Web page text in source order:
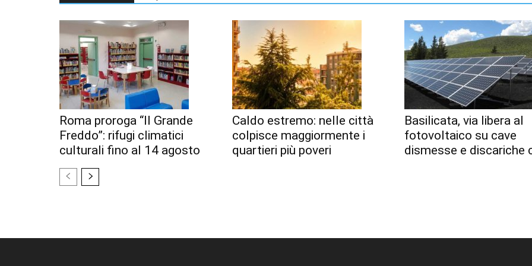
Roma proroga “Il Grande
Freddo”: rifugi climatici
culturali fino al 14 agosto
Caldo estremo: nelle città
colpisce maggiormente i
quartieri più poveri
Basilicata, via libera al
fotovoltaico su cave
dismesse e discariche